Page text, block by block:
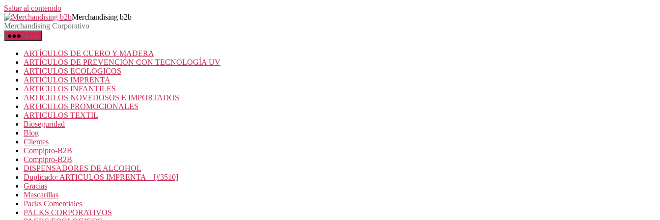
Saltar al contenido
Merchandising b2b
Merchandising Corporativo
Menú
ARTÍCULOS DE CUERO Y MADERA
ARTÍCULOS DE PREVENCIÓN CON TECNOLOGÍA UV
ARTICULOS ECOLOGICOS
ARTICULOS IMPRENTA
ARTICULOS INFANTILES
ARTICULOS NOVEDOSOS E IMPORTADOS
ARTICULOS PROMOCIONALES
ARTICULOS TEXTIL
Bioseguridad
Blog
Clientes
Compipro-B2B
Compipro-B2B
DISPENSADORES DE ALCOHOL
Duplicado: ARTICULOS IMPRENTA – [#3510]
Gracias
Mascarillas
Packs Comerciales
PACKS CORPORATIVOS